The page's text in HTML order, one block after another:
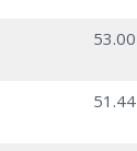
53.00
51.44